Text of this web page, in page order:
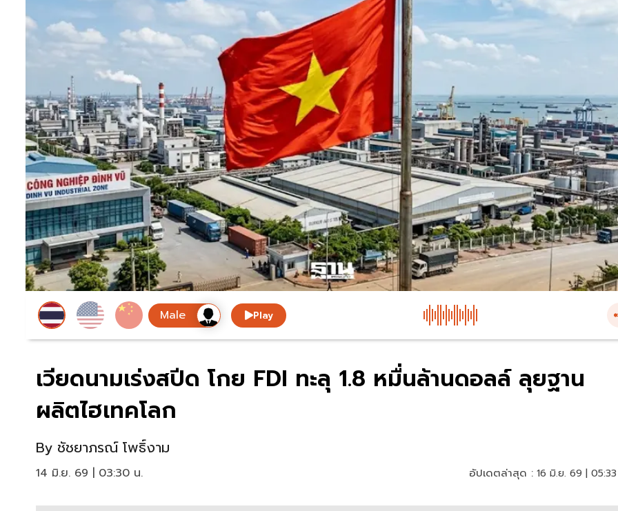
Play
เวียดนามเร่งสปีด โกย FDI ทะลุ 1.8 หมื่นล้านดอลล์ ลุยฐาน
ผลิตไฮเทคโลก
By ชัชยาภรณ์ โพธิ์งาม
14 มิ.ย. 69 | 03:30 น. อัปเดตล่าสุด : 16 มิ.ย. 69 |